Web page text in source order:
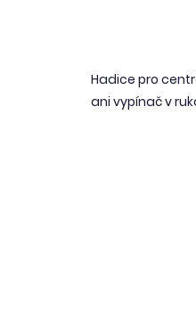
Hadice pro
ani vypínač v